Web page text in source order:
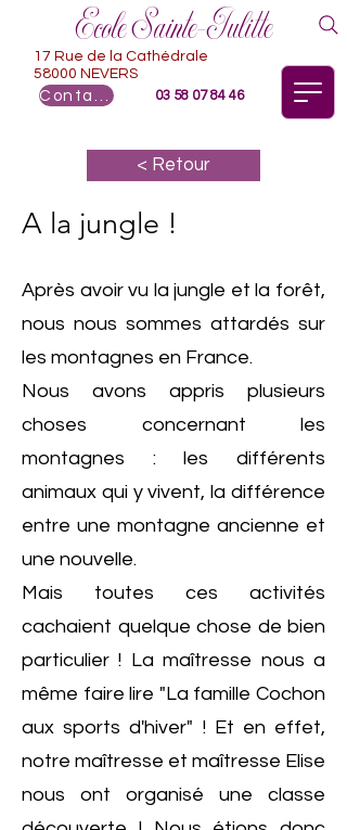
Ecole Sainte-Julitte
03 58 07 84 46
17 Rue de la Cathédrale
58000 NEVERS
< Retour
A la jungle !
Après avoir vu la jungle et la forêt,
nous nous sommes attardés sur
les montagnes en France.
Nous avons appris plusieurs
choses concernant les
montagnes : les différents
animaux qui y vivent, la différence
entre une montagne ancienne et
une nouvelle.
Mais toutes ces activités
cachaient quelque chose de bien
particulier ! La maîtresse nous a
même faire lire "La famille Cochon
aux sports d'hiver" ! Et en effet,
notre maîtresse et maîtresse Elise
nous ont organisé une classe